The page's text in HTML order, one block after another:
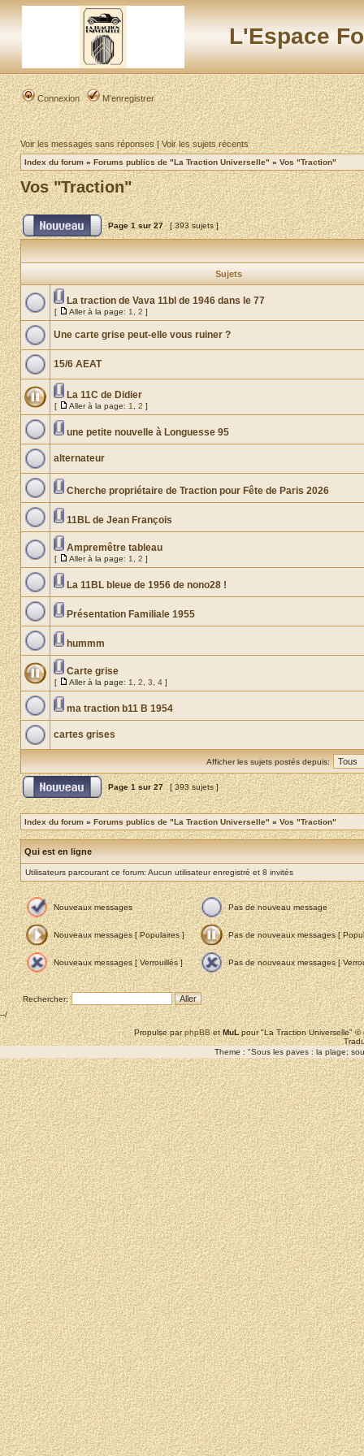
L'Espace
Connexion M’enregistrer
Voir les messages sans réponses|Voir les sujets récents
Index du forum » Forums publics de "La Traction Universelle" » Vos "Traction"
Vos "Traction"
Page1sur27 [ 393 sujets ]
Sujets
La traction de Vava 11bl de 1946 dans le 77
[ Aller à la page: 1 2 ]
Une carte grise peut-elle vous ruiner ?
15/6 AEAT
La 11C de Didier
[ Aller à la page: 1 2 ]
une petite nouvelle à Longuesse 95
alternateur
Cherche propriétaire de Traction pour Fête de Paris 2026
11BL de Jean François
Ampremêtre tableau
[ Aller à la page: 1 2 ]
La 11BL bleue de 1956 de nono28 !
Présentation Familiale 1955
hummm
Carte grise
[ Aller à la page: 1 2 3 4 ]
ma traction b11 B 1954
cartes grises
Afficher les sujets postés depuis:
Page1sur27 [ 393 sujets ]
Index du forum » Forums publics de "La Traction Universelle" » Vos "Traction"
Qui est en ligne
Utilisateurs parcourant ce forum: Aucun utilisateur enregistré et 8 invités
Nouveaux messages Pas de nouveau message
Nouveaux messages [ Populaires ] Pas de nouveaux messages [
Nouveaux messages [ Verrouillés ] Pas de nouveaux messages [
Rechercher:
--/
Propulse parphpBBetMuLpour "La Traction Universelle"
Theme : "Sous les paves : la plage;